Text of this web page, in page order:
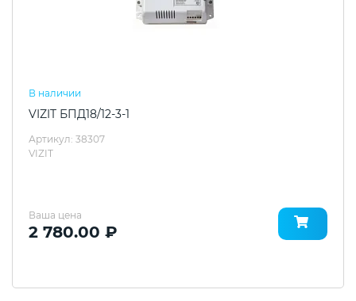
В наличии
VIZIT БПД18/12-3-1
Артикул: 38307
VIZIT
Ваша цена
2 780.00 ₽